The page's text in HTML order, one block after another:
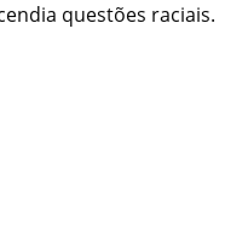
questões raciais.